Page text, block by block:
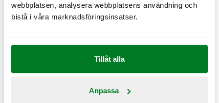
webbplatsen, analysera webbplatsens användning och
bistå i våra marknadsföringsinsatser.
Tillåt alla
Anpassa
– MAX höjer sitt hållbarhetsindex från 61 förra året till
finns inget som är så överlägset sina
huvudkonkurrenter, säger Tony Apéria.